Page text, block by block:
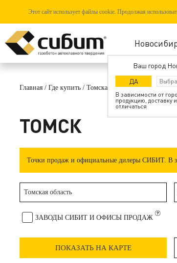
Этот сайт использует файлы cookie. Продолжая
Ваш город
ДА
В зависимости от
продукцию, доставку
отличаться
Главная / Где купить / Томская область/Томск
ТОМСК
Точки продаж и официальные дилеры СИБИТ. В
Томская область
ЗАВОДЫ СИБИТ И ОФИСЫ ПРОДАЖ
ПОКАЗАТЬ НА КАРТЕ